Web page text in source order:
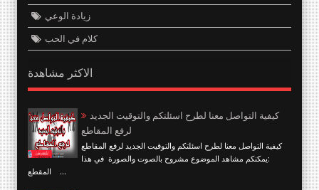
زيادة الوعي
كلام في الحب
الاكثر مشاهدة
كيفية التواصل معنا لطرح اسئلتكم والتوقيت الجديد
لرفع المقاطع
كيفية التواصل معنا لطرح اسئلتكم والتوقيت الجديد لرفع المقاطع
:يمكنكم مشاهد الموضوع مشروح بالصوت والصورة في هذا
المقطع ...